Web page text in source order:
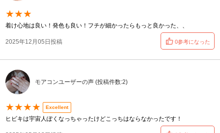
★★★
着け心地は良い！発色も良い！フチが細かったらもっと良かった、、
2025年12月05日投稿 0参考になった
モアコンユーザーの声 (投稿件数:2)
★★★★ Excellent
ヒビキは宇宙人ぽくなっちゃったけどこっちはならなかったです！